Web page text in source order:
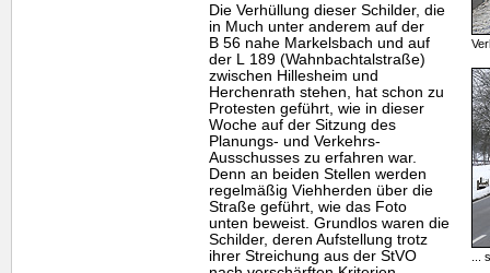
...
Die Verhüllung dieser Schilder, die
in Much unter anderem auf der
B 56 nahe Markelsbach und auf
der L 189 (Wahnbachtalstraße)
zwischen Hillesheim und
Herchenrath stehen, hat schon zu
Protesten geführt, wie in dieser
Woche auf der Sitzung des
Planungs- und Verkehrs-
Ausschusses zu erfahren war.
Denn an beiden Stellen werden
regelmäßig Viehherden über die
Straße geführt, wie das Foto
unten beweist. Grundlos waren die
Schilder, deren Aufstellung trotz
ihrer Streichung aus der StVO